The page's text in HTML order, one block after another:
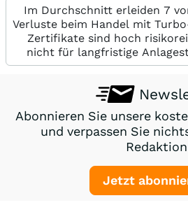
Im Durchschnitt erleiden 7
Verluste beim Handel mit
Zertifikate sind hoch
nicht für langfristige
Abonnieren Sie unsere
und verpassen Sie
Redaktion
Jetzt